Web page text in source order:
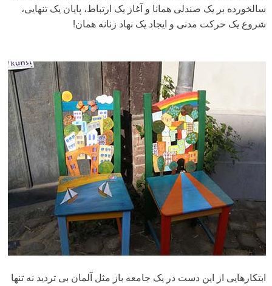
سالخورده بر یک صندلی همانا و آغاز یک ارتباط، پایان یک تنهایی،
شروع یک حرکت مدنی و ایجاد یک نهاد زنانه همان!
ابتکارهایی از این دست در یک جامعه باز مثل آلمان بی تردید نه تنها